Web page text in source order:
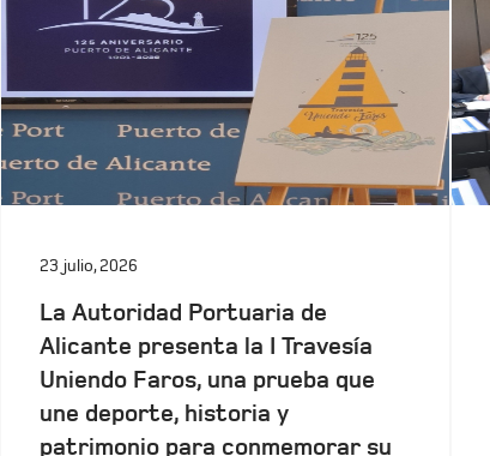
23 julio, 2026
La Autoridad Portuaria de
Alicante presenta la I Travesía
Uniendo Faros, una prueba que
une deporte, historia y
patrimonio para conmemorar su